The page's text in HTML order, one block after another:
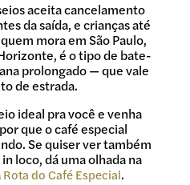
aceita cancelamento
da saída, e crianças até
mora em São Paulo,
é o tipo de bate-
prolongado — que vale
de estrada.
ideal pra você e venha
que o café especial
Se quiser ver também
loco, dá uma olhada na
Rota do Café Especial.